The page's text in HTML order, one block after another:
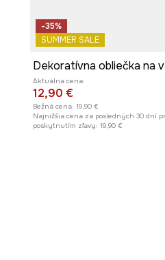
-35%
SUMMER SALE
Aktuálna cena:
12,90 €
Bežná cena: 19,90 €
Najnižšia cena za posledných 30 dní
poskytnutím zľavy: 19,90 €